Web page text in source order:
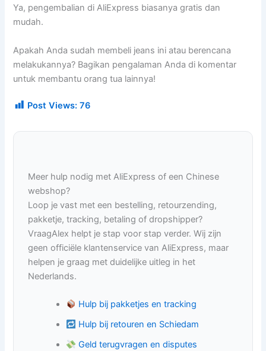
Ya, pengembalian di AliExpress biasanya gratis dan
mudah.
Apakah Anda sudah membeli jeans ini atau berencana
melakukannya? Bagikan pengalaman Anda di komentar
untuk membantu orang tua lainnya!
Post Views: 76
Meer hulp nodig met AliExpress of een Chinese
webshop?
Loop je vast met een bestelling, retourzending,
pakketje, tracking, betaling of dropshipper?
VraagAlex helpt je stap voor stap verder. Wij zijn
geen officiële klantenservice van AliExpress, maar
helpen je graag met duidelijke uitleg in het
Nederlands.
Hulp bij pakketjes en tracking
Hulp bij retouren en Schiedam
Geld terugvragen en disputes